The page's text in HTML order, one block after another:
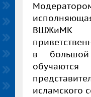
ВШЖиМК
в большой
исламского